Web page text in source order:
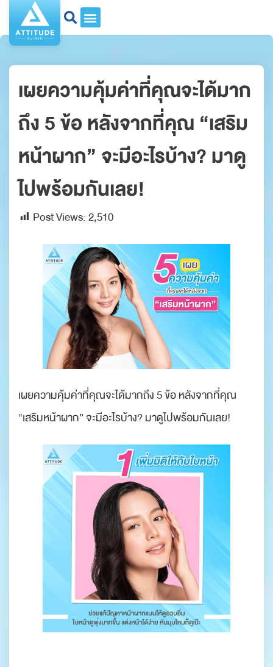
เผยความคุ้มค่าที่คุณจะได้มาก
ถึง 5 ข้อ หลังจากที่คุณ “เสริม
หน้าผาก” จะมีอะไรบ้าง? มาดู
ไปพร้อมกันเลย!
Post Views:2,510
เผยความคุ้มค่าที่คุณจะได้มากถึง 5 ข้อ หลังจากที่คุณ
“เสริมหน้าผาก” จะมีอะไรบ้าง? มาดูไปพร้อมกันเลย!